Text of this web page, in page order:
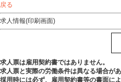
戻る
求人情報(印刷画面)
求人票は雇用契約書ではありません。
求人票と実際の労働条件は異なる場合があ
採用時には必ず、雇用契約書等の書面に